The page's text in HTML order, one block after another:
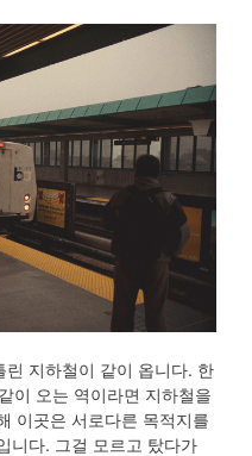
지하철이 같이 옵니다. 한
이 오는 역이라면 지하철을
이곳은 서로다른 목적지를
니다. 그걸 모르고 탔다가